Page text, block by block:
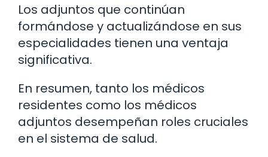
Los adjuntos que continúan
formándose y actualizándose en sus
especialidades tienen una ventaja
significativa.
En resumen, tanto los médicos
residentes como los médicos
adjuntos desempeñan roles cruciales
en el sistema de salud.